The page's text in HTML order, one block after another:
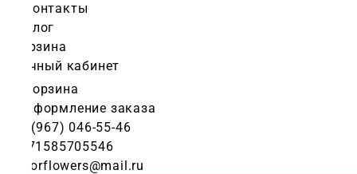
Контакты
Блог
Корзина
Личный кабинет
Корзина
Оформление заказа
+7 (967) 046-55-46
+971585705546
colorflowers@mail.ru